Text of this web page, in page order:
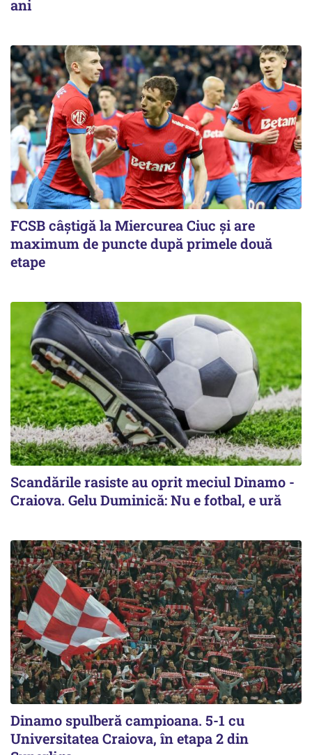
ani
FCSB câştigă la Miercurea Ciuc şi are
maximum de puncte după primele două
etape
Scandările rasiste au oprit meciul Dinamo -
Craiova. Gelu Duminică: Nu e fotbal, e ură
Dinamo spulberă campioana. 5-1 cu
Universitatea Craiova, în etapa 2 din